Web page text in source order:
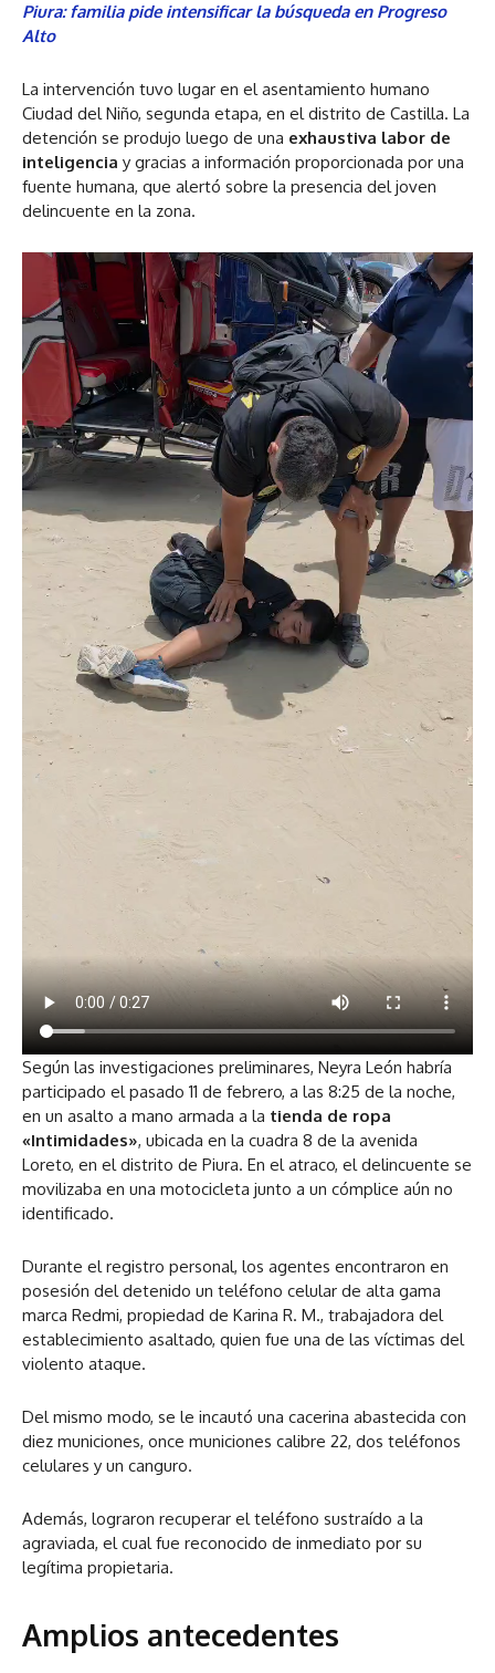
Piura: familia pide intensificar la búsqueda en Progreso
Alto
La intervención tuvo lugar en el asentamiento humano
Ciudad del Niño, segunda etapa, en el distrito de Castilla. La
detención se produjo luego de una exhaustiva labor de
inteligencia y gracias a información proporcionada por una
fuente humana, que alertó sobre la presencia del joven
delincuente en la zona.
Según las investigaciones preliminares, Neyra León habría
participado el pasado 11 de febrero, a las 8:25 de la noche,
en un asalto a mano armada a la tienda de ropa
«Intimidades», ubicada en la cuadra 8 de la avenida
Loreto, en el distrito de Piura. En el atraco, el delincuente se
movilizaba en una motocicleta junto a un cómplice aún no
identificado.
Durante el registro personal, los agentes encontraron en
posesión del detenido un teléfono celular de alta gama
marca Redmi, propiedad de Karina R. M., trabajadora del
establecimiento asaltado, quien fue una de las víctimas del
violento ataque.
Del mismo modo, se le incautó una cacerina abastecida con
diez municiones, once municiones calibre 22, dos teléfonos
celulares y un canguro.
Además, lograron recuperar el teléfono sustraído a la
agraviada, el cual fue reconocido de inmediato por su
legítima propietaria.
Amplios antecedentes